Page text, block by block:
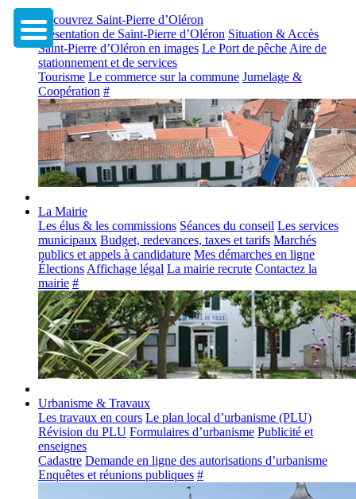
Découvrez Saint-Pierre d’Oléron
Présentation de Saint-Pierre d’Oléron Situation & Accès
Saint-Pierre d’Oléron en images Le Port de pêche Aire de
stationnement et de services
Tourisme Le commerce sur la commune Jumelage &
Coopération #
La Mairie
Les élus & les commissions Séances du conseil Les services
municipaux Budget, redevances, taxes et tarifs Marchés
publics et appels à candidature Mes démarches en ligne
Élections Affichage légal La mairie recrute Contactez la
mairie #
Urbanisme & Travaux
Les travaux en cours Le plan local d’urbanisme (PLU)
Révision du PLU Formulaires d’urbanisme Publicité et
enseignes
Cadastre Demande en ligne des autorisations d’urbanisme
Enquêtes et réunions publiques #